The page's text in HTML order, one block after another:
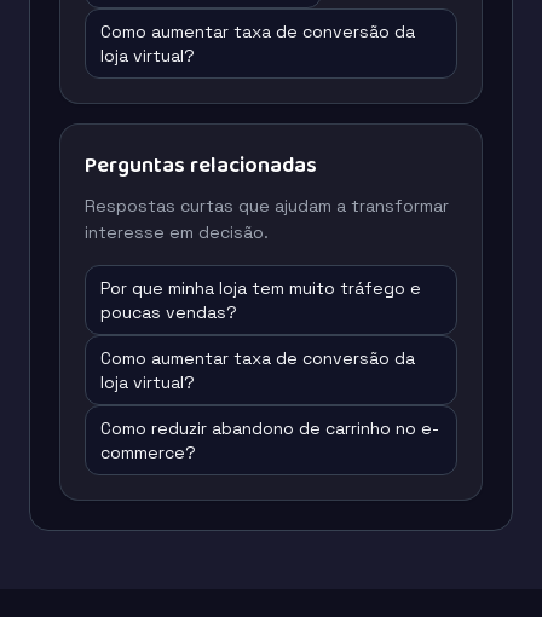
Como aumentar taxa de conversão da
loja virtual?
Perguntas relacionadas
Respostas curtas que ajudam a transformar
interesse em decisão.
Por que minha loja tem muito tráfego e
poucas vendas?
Como aumentar taxa de conversão da
loja virtual?
Como reduzir abandono de carrinho no e-
commerce?